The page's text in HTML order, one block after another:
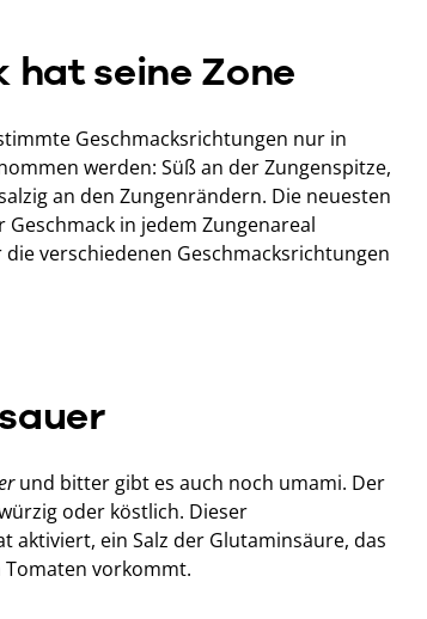
hat seine Zone
Geschmacksrichtungen nur in
werden: Süß an der Zungenspitze,
an den Zungenrändern. Die neuesten
in jedem Zungenareal
verschiedenen Geschmacksrichtungen
und bitter gibt es auch noch umami. Der
oder köstlich. Dieser
aktiviert, ein Salz der Glutaminsäure, das
vorkommt.